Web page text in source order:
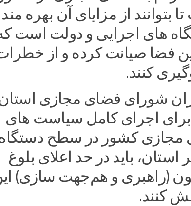
از مزایای آن بهره مند
های اجرایی و دولت است
فضا صیانت کرده و از
کنند.
شورای فضای مجازی
برای اجرای کامل سیاست های
مجازی کشور در سطح
باید در حد اعلای بلوغ
(راهبری و هم‌جهت سازی)
کنند.